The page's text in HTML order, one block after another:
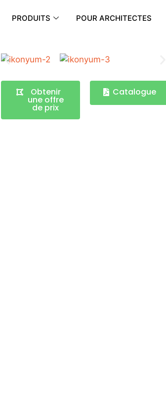
PRODUITS POUR ARCHITECTES
Obtenir
une offre
de prix
Catalogue